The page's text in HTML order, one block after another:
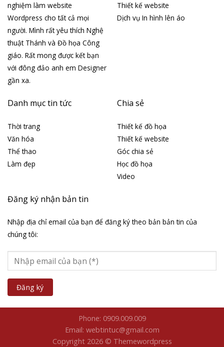
nghiệm làm website
Wordpress cho tất cả mọi
người. Mình rất yêu thích Nghệ
thuật Thánh và Đồ họa Công
giáo. Rất mong được kết bạn
với đông đảo anh em Designer
gần xa.
Thiết kế website
Dịch vụ In hình lên áo
Danh mục tin tức
Thời trang
Văn hóa
Thể thao
Làm đẹp
Chia sẻ
Thiết kế đồ họa
Thiết kế website
Góc chia sẻ
Học đồ họa
Video
Đăng ký nhận bản tin
Nhập địa chỉ email của bạn để đăng ký theo bản bản tin của
chúng tôi:
Phone: 0909.009.009
Email: webtintuc@gmail.com
Copyright 2026 © Themewordpress